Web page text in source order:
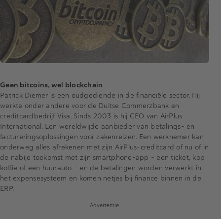
Geen bitcoins, wel blockchain
Patrick Diemer is een oudgediende in de financiële sector. Hij
werkte onder andere voor de Duitse Commerzbank en
creditcardbedrijf Visa. Sinds 2003 is hij CEO van AirPlus
International. Een wereldwijde aanbieder van betalings- en
factureringsoplossingen voor zakenreizen. Een werknemer kan
onderweg alles afrekenen met zijn AirPlus-creditcard of nu of in
de nabije toekomst met zijn smartphone-app - een ticket, kop
koffie of een huurauto - en de betalingen worden verwerkt in
het expensesysteem en komen netjes bij finance binnen in de
ERP.
Advertentie